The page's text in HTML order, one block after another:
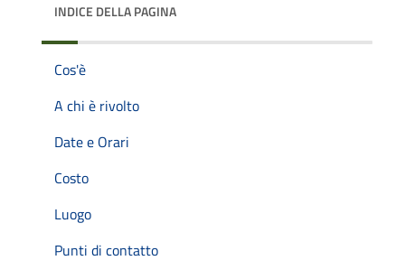
INDICE DELLA PAGINA
Cos'è
A chi è rivolto
Date e Orari
Costo
Luogo
Punti di contatto